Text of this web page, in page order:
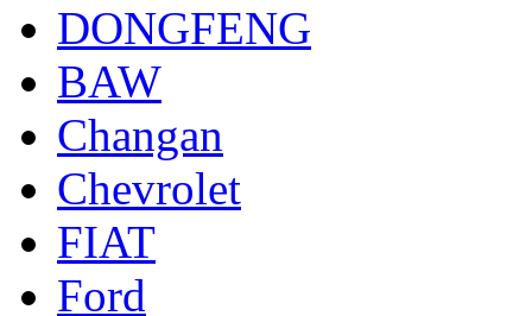
DONGFENG
BAW
Changan
Chevrolet
FIAT
Ford